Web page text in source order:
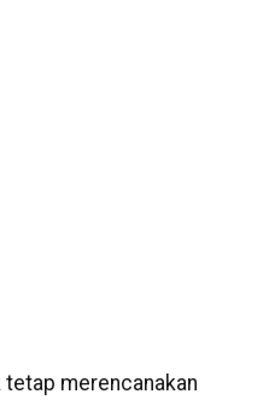
merencanakan